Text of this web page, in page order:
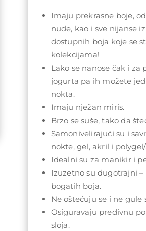
Imaju prekrasne boje,
nude, kao i sve nijanse
dostupnih boja koje se
kolekcijama!
Lako se nanose čak i
jogurta pa ih možete
nokta.
Imaju nježan miris.
Brzo se suše, tako da
Samonivelirajući su i
nokte, gel, akril i
Idealni su za manikir i
Izuzetno su dugotrajni
bogatih boja.
Ne oštećuju se i ne gule
Osiguravaju predivnu
sloja.